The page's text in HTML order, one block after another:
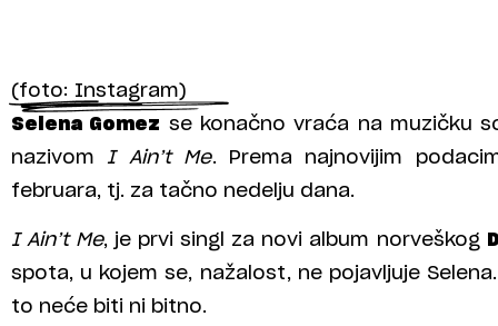
(foto: Instagram)
Selena Gomez se konačno vraća na muzičku
nazivom I Ain’t Me. Prema najnovijim
februara, tj. za tačno nedelju dana.
I Ain’t Me, je prvi singl za novi album norveškog
spota, u kojem se, nažalost, ne pojavljuje
to neće biti ni bitno.